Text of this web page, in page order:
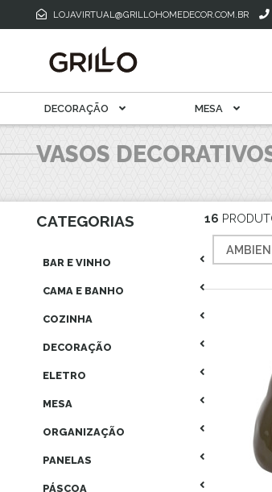
LOJAVIRTUAL@GRILLOHOMEDECOR.COM.BR
DECORAÇÃO MESA
Mantegueira E Meleira
Xícara Para Chá
VASOS
CATEGORIAS
BAR E VINHO
CAMA E BANHO
COZINHA
DECORAÇÃO
ELETRO
MESA
ORGANIZAÇÃO
PANELAS
PÁSCOA
16